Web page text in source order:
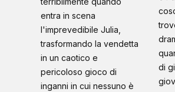
entra in scena
l'imprevedibile Julia,
trasformando la vendetta
in un caotico e
pericoloso gioco di
inganni in cui nessuno è
di